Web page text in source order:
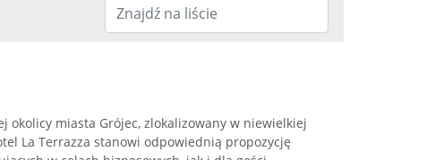
okolicy miasta Grójec, zlokalizowany w niewielkiej
La Terrazza stanowi odpowiednią propozycję